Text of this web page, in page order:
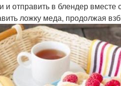
и отправить в блендер вместе
ложку меда, продолжая